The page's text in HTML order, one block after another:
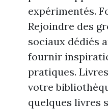
expérimentés.
Rejoindre des
sociaux dédiés
fournir
pratiques.
votre
quelques livres